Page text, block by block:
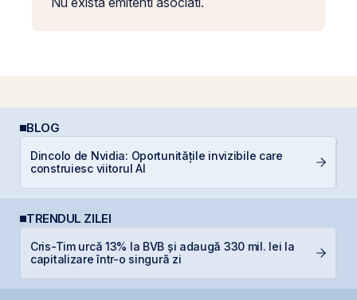
BLOG
Dincolo de Nvidia: Oportunitățile invizibile care
construiesc viitorul AI
TRENDUL ZILEI
Cris-Tim urcă 13% la BVB și adaugă 330 mil. lei la
capitalizare într-o singură zi